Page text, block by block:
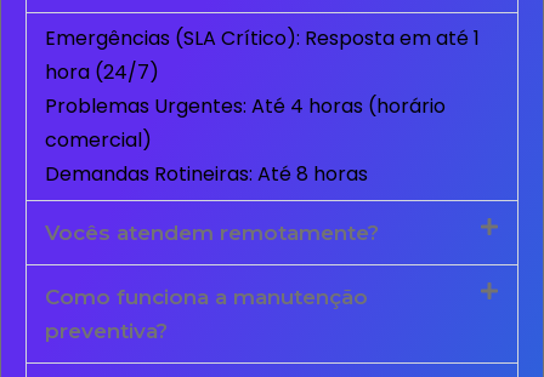
Emergências (SLA Crítico): Resposta em até 1
hora (24/7)
Problemas Urgentes: Até 4 horas (horário
comercial)
Demandas Rotineiras: Até 8 horas
Vocês atendem remotamente?
Como funciona a manutenção
preventiva?